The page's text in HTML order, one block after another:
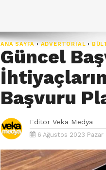
ANA SAYFA › ADVERTORIAL ›
Güncel
Başvuru
Editör Veka Medya
6 Ağustos 2023 Pazar